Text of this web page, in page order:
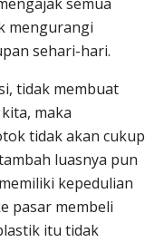
mengurangi
sehari-hari.
tidak membuat
maka
tidak akan cukup
luasnya pun
kepedulian
pasar membeli
itu tidak